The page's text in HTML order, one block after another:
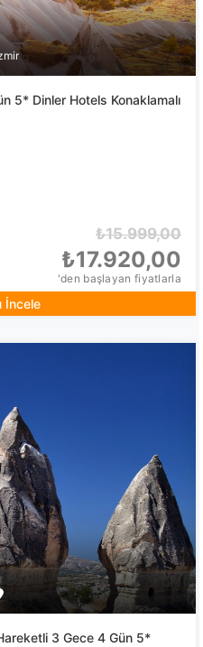
5* Dinler Hotels Konaklamalı
₺15.999,00
₺17.920,00
'den başlayan fiyatlarla
İncele
3 Gece 4 Gün 5*